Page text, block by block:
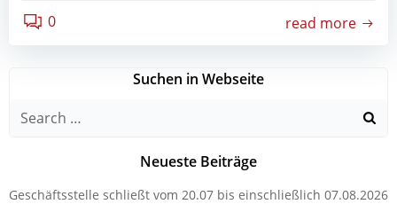
0 read more
Suchen in Webseite
Search
Neueste Beiträge
Geschäftsstelle schließt vom 20.07 bis einschließlich 07.08.2026